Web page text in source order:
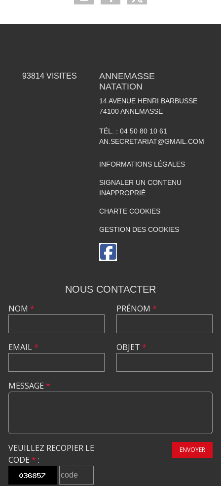
93814VISITES
ANNEMASSE
NATATION
14 AVENUE HENRI BARBUSSE
74100 ANNEMASSE
TÉL. : 04 50 80 10 61
AN.SECRETARIAT@GMAIL.COM
INFORMATIONS LÉGALES
SIGNALER UN CONTENU
INAPPROPRIÉ
CHARTE COOKIES
GESTION DES COOKIES
NOUS CONTACTER
NOM *
EMAIL*
PRÉNOM *
OBJET *
MESSAGE *
VEUILLEZ RECOPIER LE
CODE * :
ENVOYER